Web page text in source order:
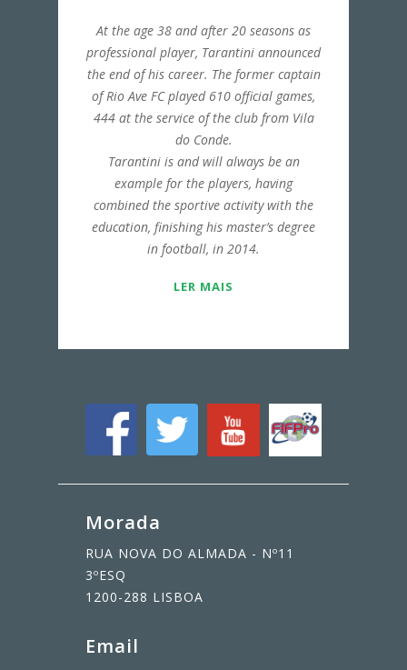
At the age 38 and after 20 seasons as
professional player, Tarantini announced
the end of his career. The former captain
of Rio Ave FC played 610 official games,
444 at the service of the club from Vila
do Conde.
Tarantini is and will always be an
example for the players, having
combined the sportive activity with the
education, finishing his master’s degree
in football, in 2014.
LER MAIS
Morada
RUA NOVA DO ALMADA - Nº11
3ºESQ
1200-288 LISBOA
Email